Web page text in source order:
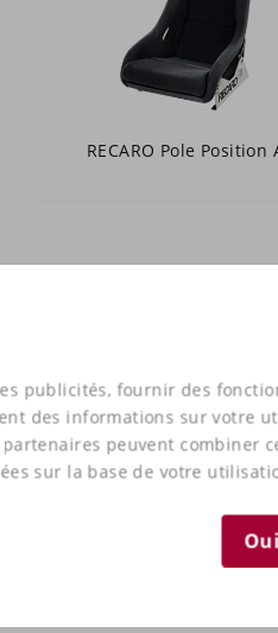
publicités, fournir des
des informations sur votre
peuvent combiner
sur la base de votre
RECARO Pole Position